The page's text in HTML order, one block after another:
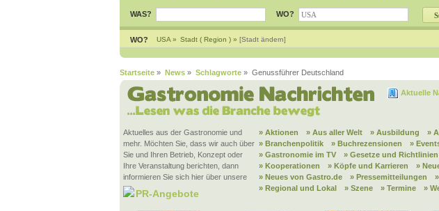
WAS? WO?
WO? USA » Stadt ( Region ) » [Stadt ändern]
Startseite » News » Schlagworte » Genussführer Deutschland
Aktuelle
Aktuelles aus der Gastronomie und
mehr. Möchten Sie, dass wir auch über
Sie und Ihren Betrieb, Konzept oder
Ihre Veranstaltung berichten, dann
informieren Sie sich hier über unsere
PR-Angebote
» Aktionen » Aus aller Welt » Ausbildung »
» Branchenpolitik
» Buchrezensionen »
» Gastronomie im TV
» Gesetze und Richtlinien
» Kooperationen
» Köpfe und Karrieren »
» Neues von Gastro.de
» Pressemitteilungen
» Regional und Lokal
» Szene » Termine »